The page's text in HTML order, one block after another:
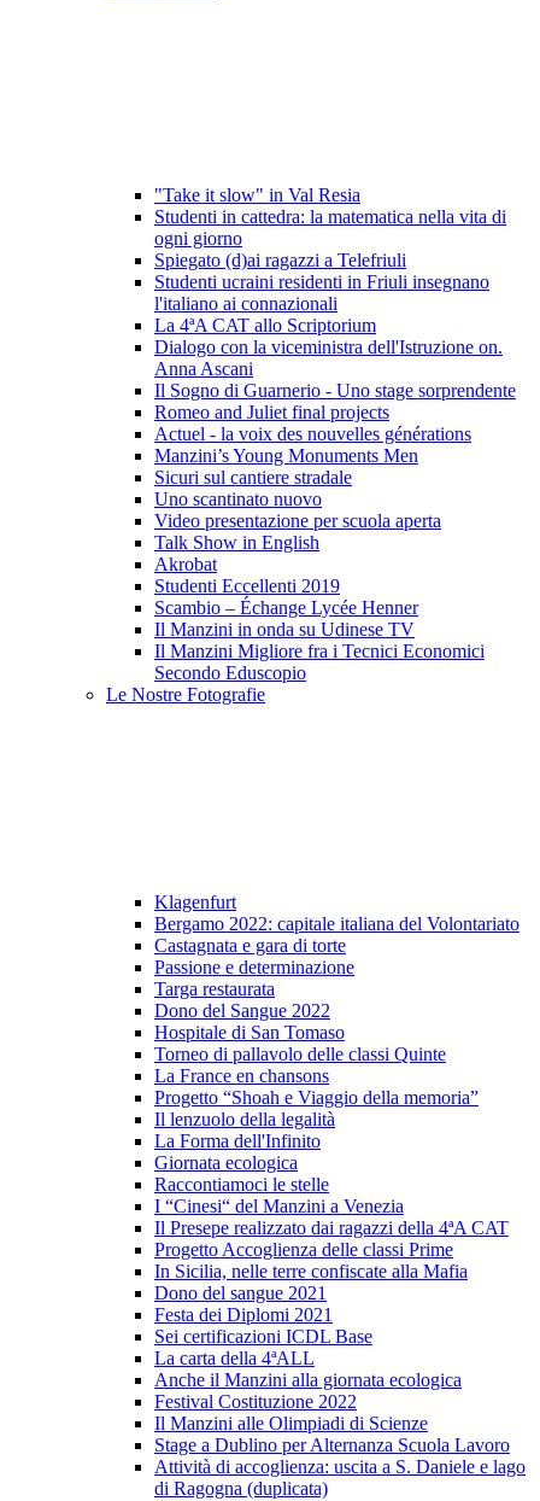
"Take it slow" in Val Resia
Studenti in cattedra: la matematica nella vita di
ogni giorno
Spiegato (d)ai ragazzi a Telefriuli
Studenti ucraini residenti in Friuli insegnano
l'italiano ai connazionali
La 4ªA CAT allo Scriptorium
Dialogo con la viceministra dell'Istruzione on.
Anna Ascani
Il Sogno di Guarnerio - Uno stage sorprendente
Romeo and Juliet final projects
Actuel - la voix des nouvelles générations
Manzini’s Young Monuments Men
Sicuri sul cantiere stradale
Uno scantinato nuovo
Video presentazione per scuola aperta
Talk Show in English
Akrobat
Studenti Eccellenti 2019
Scambio – Échange Lycée Henner
Il Manzini in onda su Udinese TV
Il Manzini Migliore fra i Tecnici Economici
Secondo Eduscopio
Le Nostre Fotografie
Klagenfurt
Bergamo 2022: capitale italiana del Volontariato
Castagnata e gara di torte
Passione e determinazione
Targa restaurata
Dono del Sangue 2022
Hospitale di San Tomaso
Torneo di pallavolo delle classi Quinte
La France en chansons
Progetto “Shoah e Viaggio della memoria”
Il lenzuolo della legalità
La Forma dell'Infinito
Giornata ecologica
Raccontiamoci le stelle
I “Cinesi“ del Manzini a Venezia
Il Presepe realizzato dai ragazzi della 4ªA CAT
Progetto Accoglienza delle classi Prime
In Sicilia, nelle terre confiscate alla Mafia
Dono del sangue 2021
Festa dei Diplomi 2021
Sei certificazioni ICDL Base
La carta della 4ªALL
Anche il Manzini alla giornata ecologica
Festival Costituzione 2022
Il Manzini alle Olimpiadi di Scienze
Stage a Dublino per Alternanza Scuola Lavoro
Attività di accoglienza: uscita a S. Daniele e lago
di Ragogna (duplicata)